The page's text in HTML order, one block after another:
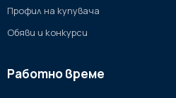
Профил на купувача
Обяви и конкурси
Работно време